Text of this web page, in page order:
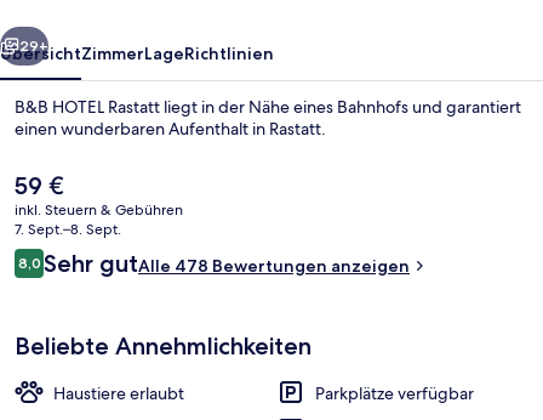
Weiter
29+
ÜbersichtZimmerLageRichtlinien
B&B HOTEL Rastatt liegt in der Nähe eines Bahnhofs und garantiert
einen wunderbaren Aufenthalt in Rastatt.
Der
aktuelle
Preis
beträgt
59 €.
59 €
inkl. Steuern & Gebühren
7. Sept.–8. Sept.
Bewertungen
8,08,0 von 10.
Sehr gutAlle 478 Bewertungen anzeigen
Beliebte Annehmlichkeiten
Haustiere erlaubt
Parkplätze verfügbar